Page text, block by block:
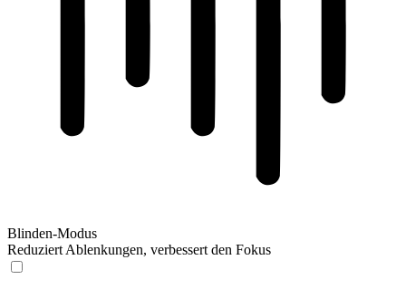
Blinden-Modus
Reduziert Ablenkungen, verbessert den Fokus